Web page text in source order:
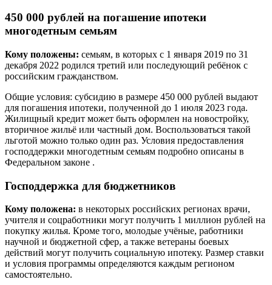
450 000 рублей на погашение ипотеки
многодетным семьям
Кому положены: семьям, в которых с 1 января 2019 по 31
декабря 2022 родился третий или последующий ребёнок с
российским гражданством.
Общие условия: субсидию в размере 450 000 рублей выдают
для погашения ипотеки, полученной до 1 июля 2023 года.
Жилищный кредит может быть оформлен на новостройку,
вторичное жильё или частный дом. Воспользоваться такой
льготой можно только один раз. Условия предоставления
господдержки многодетным семьям подробно описаны в
Федеральном законе .
Господдержка для бюджетников
Кому положена: в некоторых российских регионах врачи,
учителя и соцработники могут получить 1 миллион рублей на
покупку жилья. Кроме того, молодые учёные, работники
научной и бюджетной сфер, а также ветераны боевых
действий могут получить социальную ипотеку. Размер ставки
и условия программы определяются каждым регионом
самостоятельно.